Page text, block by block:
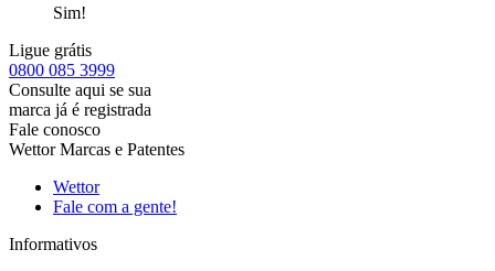
Sim!
Ligue grátis
0800 085 3999
Consulte aqui se sua
marca já é registrada
Fale conosco
Wettor Marcas e Patentes
Wettor
Fale com a gente!
Informativos